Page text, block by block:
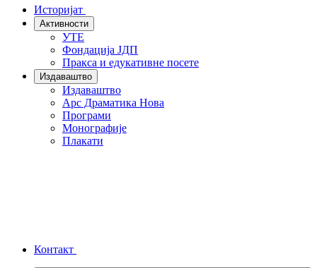
Историјат
Активности
УТЕ
Фондација ЈДП
Пракса и едукативне посете
Издаваштво
Издаваштво
Арс Драматика Нова
Програми
Монографије
Плакати
Контакт